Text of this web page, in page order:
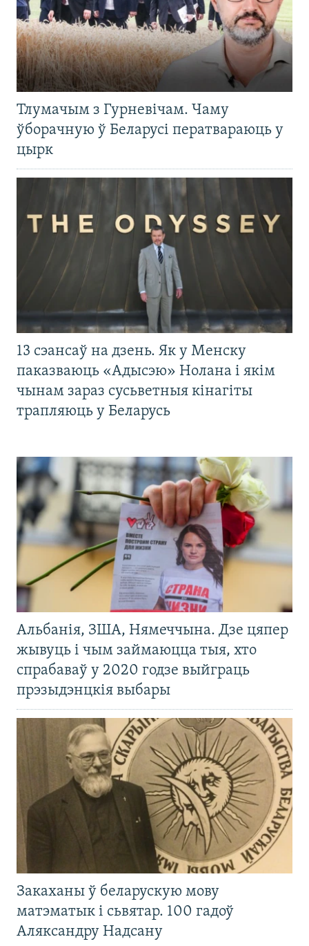
Тлумачым з Гурневічам. Чаму
ўборачную ў Беларусі ператвараюць у
цырк
13 сэансаў на дзень. Як у Менску
паказваюць «Адысэю» Нолана і якім
чынам зараз сусьветныя кінагіты
трапляюць у Беларусь
Альбанія, ЗША, Нямеччына. Дзе цяпер
жывуць і чым займаюцца тыя, хто
спрабаваў у 2020 годзе выйграць
прэзыдэнцкія выбары
Закаханы ў беларускую мову
матэматык і сьвятар. 100 гадоў
Аляксандру Надсану